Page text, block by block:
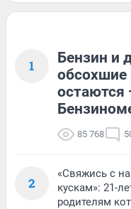
1
Бензин и
обсохшие
85 768
2
«Свяжись с
кускам»: 21-
родителям